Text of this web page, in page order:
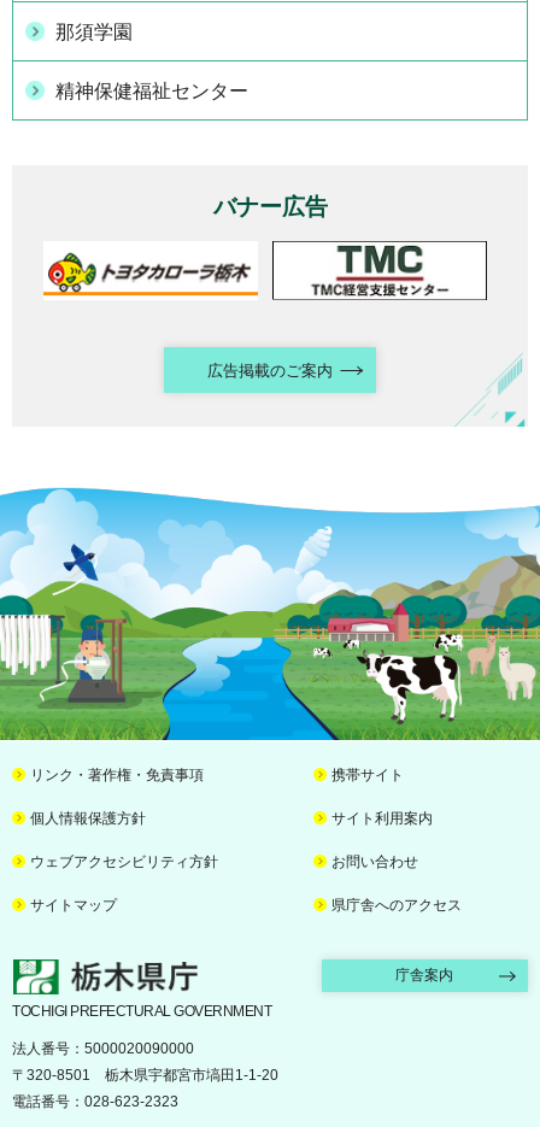
那須学園
精神保健福祉センター
バナー広告
広告掲載のご案内
リンク・著作権・免責事項 携帯サイト
個人情報保護方針 サイト利用案内
ウェブアクセシビリティ方針 お問い合わせ
サイトマップ 県庁舎へのアクセス
栃木県庁 庁舎案内
TOCHIGI PREFECTURAL GOVERNMENT
法人番号：5000020090000
〒320-8501 栃木県宇都宮市塙田1-1-20
電話番号：028-623-2323